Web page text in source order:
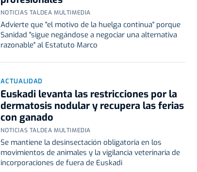
NOTICIAS TALDEA MULTIMEDIA
Advierte que "el motivo de la huelga continua" porque
Sanidad "sigue negándose a negociar una alternativa
razonable" al Estatuto Marco
ACTUALIDAD
Euskadi levanta las restricciones por la
dermatosis nodular y recupera las ferias
con ganado
NOTICIAS TALDEA MULTIMEDIA
Se mantiene la desinsectación obligatoria en los
movimientos de animales y la vigilancia veterinaria de
incorporaciones de fuera de Euskadi